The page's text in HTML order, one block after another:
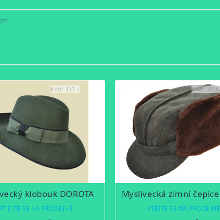
klobouk DOROTA
PTEJTE SE NA PRODEJNĚ
Kód: 937-1
Myslivecká zimní
PTEJTE SE NA PRODEJNĚ
Kód: